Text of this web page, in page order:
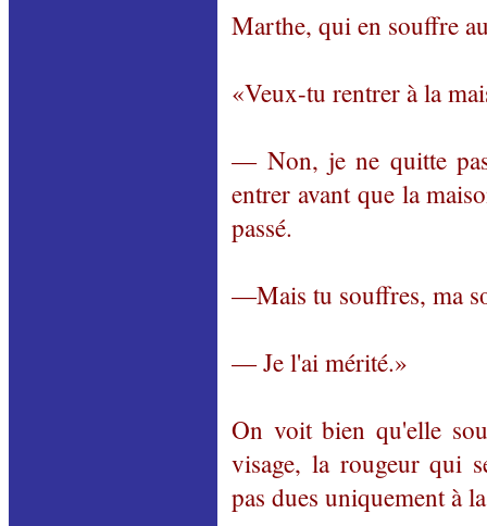
Marthe, qui en souffre
«Veux-tu rentrer à la
— Non, je ne quitte
entrer avant que la
passé.
—Mais tu souffres, ma
— Je l'ai mérité.»
On voit bien qu'elle
visage, la rougeur qui
pas dues uniquement à